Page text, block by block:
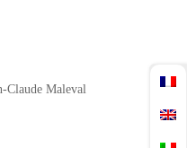
Claude Maleval